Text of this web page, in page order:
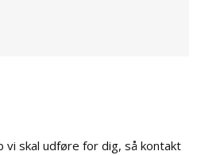
skal udføre for dig, så kontakt